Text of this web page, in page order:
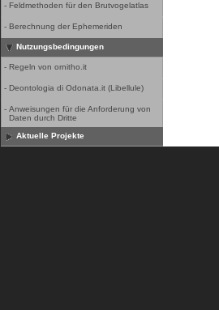
- Feldmethoden für den Brutvogelatlas
- Berechnung der Ephemeriden
Nutzungsbedingungen
- Regeln von ornitho.it
- Deontologia di Odonata.it (Libellule)
- Anweisungen für die Anforderung von
Daten durch Dritte
Aktuelle Projekte